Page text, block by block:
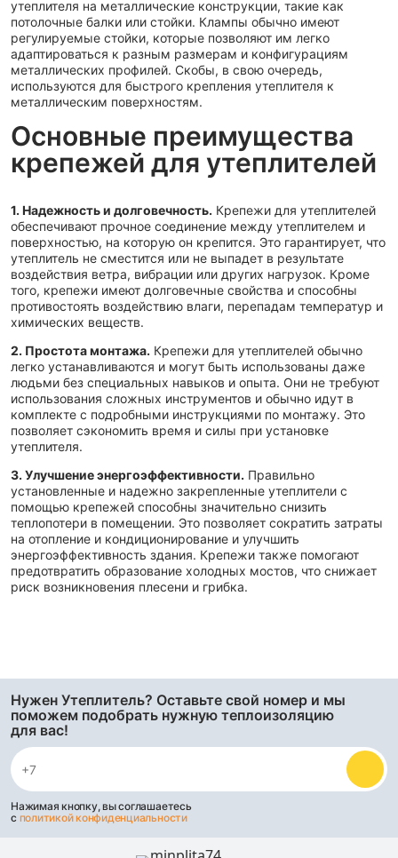
утеплителя на металлические конструкции, такие как
потолочные балки или стойки. Клампы обычно имеют
регулируемые стойки, которые позволяют им легко
адаптироваться к разным размерам и конфигурациям
металлических профилей. Скобы, в свою очередь,
используются для быстрого крепления утеплителя к
металлическим поверхностям.
Основные преимущества
крепежей для утеплителей
1. Надежность и долговечность. Крепежи для утеплителей
обеспечивают прочное соединение между утеплителем и
поверхностью, на которую он крепится. Это гарантирует, что
утеплитель не сместится или не выпадет в результате
воздействия ветра, вибрации или других нагрузок. Кроме
того, крепежи имеют долговечные свойства и способны
противостоять воздействию влаги, перепадам температур и
химических веществ.
2. Простота монтажа. Крепежи для утеплителей обычно
легко устанавливаются и могут быть использованы даже
людьми без специальных навыков и опыта. Они не требуют
использования сложных инструментов и обычно идут в
комплекте с подробными инструкциями по монтажу. Это
позволяет сэкономить время и силы при установке
утеплителя.
3. Улучшение энергоэффективности. Правильно
установленные и надежно закрепленные утеплители с
помощью крепежей способны значительно снизить
теплопотери в помещении. Это позволяет сократить затраты
на отопление и кондиционирование и улучшить
энергоэффективность здания. Крепежи также помогают
предотвратить образование холодных мостов, что снижает
риск возникновения плесени и грибка.
Нужен Утеплитель? Оставьте свой номер и мы
поможем подобрать нужную теплоизоляцию
для вас!
Нажимая кнопку, вы соглашаетесь
с политикой конфиденциальности